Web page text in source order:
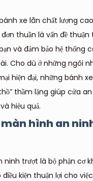
xe lăn chất lượng
thuần là vấn đề
và đảm bảo hệ thống
Cho dù ở những ngôi
hiện đại, những bánh
thầm lặng giúp cửa
hiệu quả.
hình an
ninh trượt là bộ phận cơ
điều kiện thuận lợi cho